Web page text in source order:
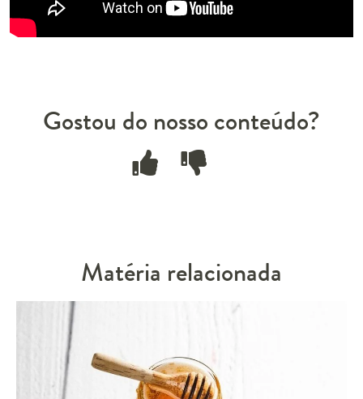
Gostou do nosso conteúdo?
Matéria relacionada